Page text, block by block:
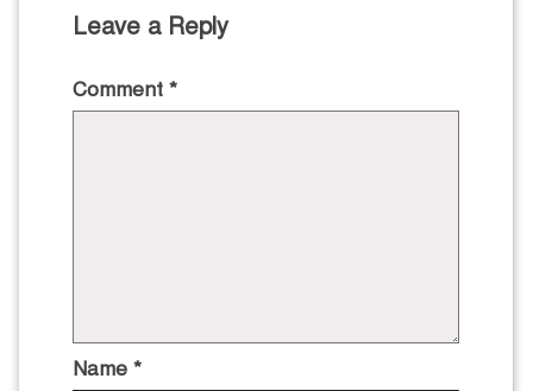
Leave a Reply
Comment *
Name *